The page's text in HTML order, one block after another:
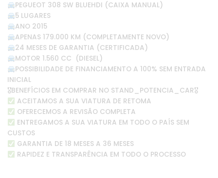
PEGUEOT 308 SW BLUEHDI (CAIXA MANUAL)
5 LUGARES
ANO 2015
APENAS 179.000 KM (COMPLETAMENTE NOVO)
24 MESES DE GARANTIA (CERTIFICADA)
MOTOR 1.560 CC (DIESEL)
POSSIBILIDADE DE FINANCIAMENTO A 100% SEM ENTRADA
INICIAL
🎖BENEFÍCIOS EM COMPRAR NO STAND_POTENCIA_CAR🎖
ACEITAMOS A SUA VIATURA DE RETOMA
OFERECEMOS A REVISÃO COMPLETA
ENTREGAMOS A SUA VIATURA EM TODO O PAÍS SEM
CUSTOS
GARANTIA DE 18 MESES A 36 MESES
RAPIDEZ E TRANSPARÊNCIA EM TODO O PROCESSO